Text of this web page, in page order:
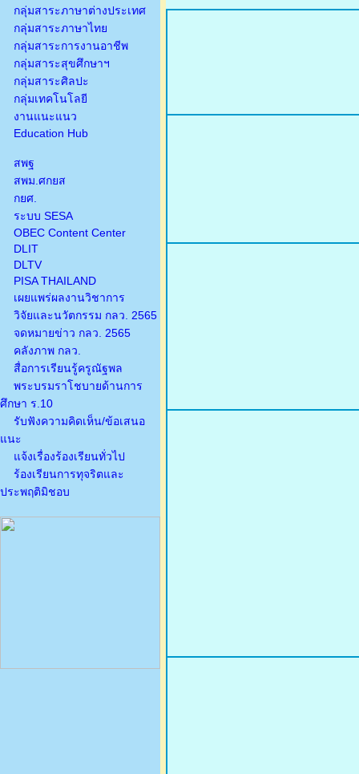
กลุ่มสาระภาษาต่างประเทศ
กลุ่มสาระภาษาไทย
กลุ่มสาระการงานอาชีพ
กลุ่มสาระสุขศึกษาฯ
กลุ่มสาระศิลปะ
กลุ่มเทคโนโลยี
งานแนะแนว
Education Hub
สพฐ
สพม.ศกยส
กยศ.
ระบบ SESA
OBEC Content Center
DLIT
DLTV
PISA THAILAND
เผยแพร่ผลงานวิชาการ
วิจัยและนวัตกรรม กลว. 2565
จดหมายข่าว กลว. 2565
คลังภาพ กลว.
สื่อการเรียนรู้ครูณัฐพล
พระบรมราโชบายด้านการ
ศึกษา ร.10
รับฟังความคิดเห็น/ข้อเสนอ
แนะ
แจ้งเรื่องร้องเรียนทั่วไป
ร้องเรียนการทุจริตและ
ประพฤติมิชอบ